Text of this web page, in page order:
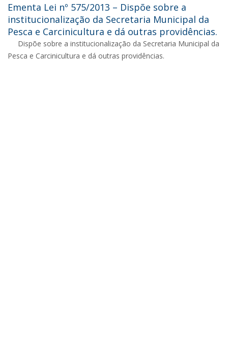
Ementa Lei nº 575/2013 – Dispõe sobre a
institucionalização da Secretaria Municipal da
Pesca e Carcinicultura e dá outras providências.
Dispõe sobre a institucionalização da Secretaria Municipal da
Pesca e Carcinicultura e dá outras providências.